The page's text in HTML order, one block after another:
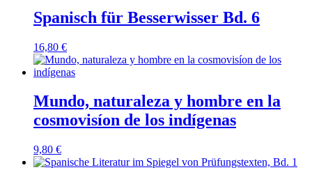
Spanisch für Besserwisser Bd. 6
16,80 €
Mundo, naturaleza y hombre en la
cosmovisíon de los indígenas
9,80 €